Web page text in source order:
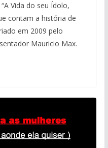
Vida do seu Ídolo,
contam a história de
em 2009 pelo
Mauricio Max.